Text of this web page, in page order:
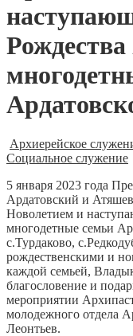
Архиерейское
Социальное служение
5 января 2023 года
Ардатовский и
Новолетием и
многодетные семьи
с.Турдаково,
рождественскими и
каждой семьей,
благословение и
мероприятии
молодежного отдела
Леонтьев.